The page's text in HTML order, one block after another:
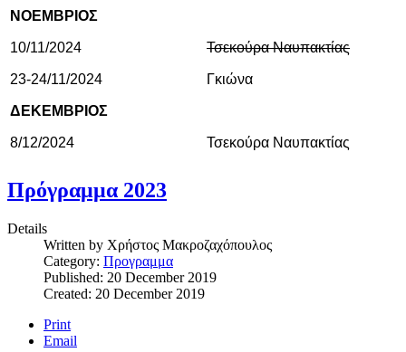
ΝΟΕΜΒΡΙΟΣ
10/11/2024 Τσεκούρα Ναυπακτίας
23-24/11/2024 Γκιώνα
ΔΕΚΕΜΒΡΙΟΣ
8/12/2024 Τσεκούρα Ναυπακτίας
Πρόγραμμα 2023
Details
Written by Χρήστος Μακροζαχόπουλος
Category: Προγραμμα
Published: 20 December 2019
Created: 20 December 2019
Print
Email